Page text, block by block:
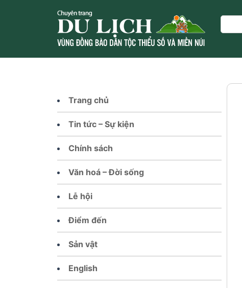
Search
Trang chủ
Tin tức – Sự kiện
Chính sách
Văn hoá – Đời sống
Lễ hội
Điểm đến
Sản vật
English